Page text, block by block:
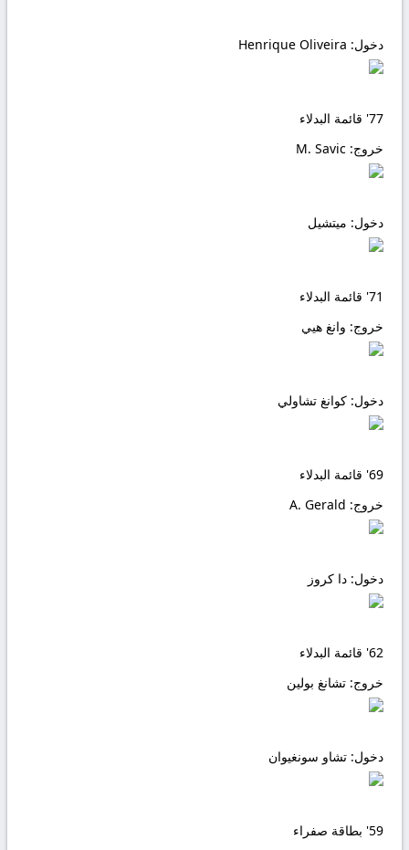
دخول:
77' قائمة البدلاء
خروج:
دخول: ميتشيل
71' قائمة البدلاء
خروج: وانغ هيي
دخول: كوانغ تشاولي
69' قائمة البدلاء
خروج:
دخول: دا كروز
62' قائمة البدلاء
خروج: تشانغ بولين
دخول: تشاو سونغيوان
59' بطاقة صفراء